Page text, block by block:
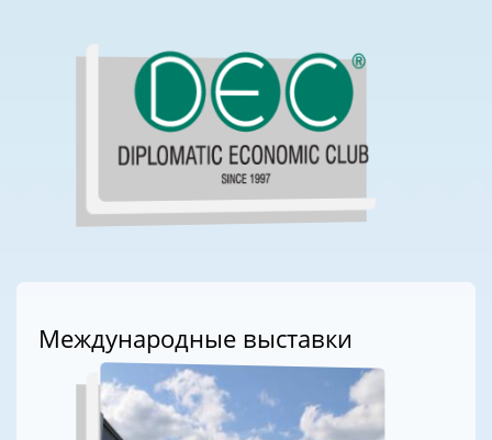
Международные выставки